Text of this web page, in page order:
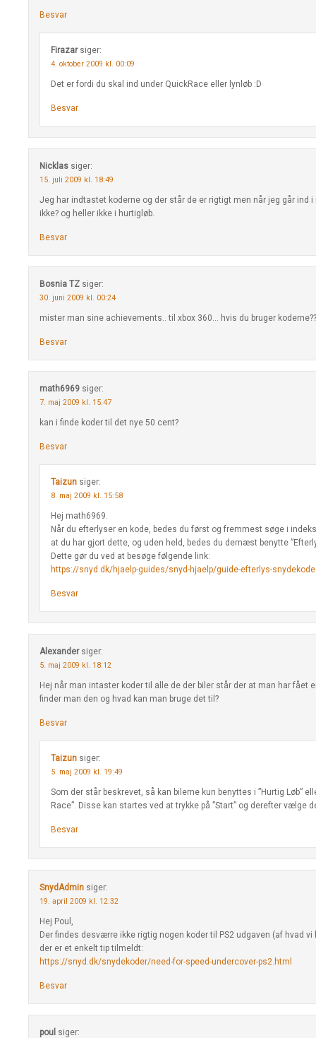
Besvar
Firazar siger:
4. oktober 2009 kl. 00:09
Det er fordi du skal ind under QuickRace eller lynløb :D
Besvar
Nicklas siger:
15. juli 2009 kl. 18:49
Jeg har indtastet koderne og der står de er rigtigt men når jeg går ind i
ikke? og heller ikke i hurtigløb.
Besvar
Bosnia TZ siger:
30. juni 2009 kl. 00:24
mister man sine achievements.. til xbox 360… hvis du bruger
Besvar
math6969 siger:
7. maj 2009 kl. 15:47
kan i finde koder til det nye 50 cent?
Besvar
Taizun siger:
8. maj 2009 kl. 15:58
Hej math6969.
Når du efterlyser en kode, bedes du først og fremmest søge i
at du har gjort dette, og uden held, bedes du dernæst benytte
Dette gør du ved at besøge følgende link:
https://snyd.dk/hjaelp-guides/snyd-hjaelp/guide-efterlys-snydekode
Besvar
Alexander siger:
5. maj 2009 kl. 18:12
Hej når man intaster koder til alle de der biler står der at man har fået
finder man den og hvad kan man bruge det til?
Besvar
Taizun siger:
5. maj 2009 kl. 19:49
Som der står beskrevet, så kan bilerne kun benyttes i ”Hurtig Løb”
Race”. Disse kan startes ved at trykke på ”Start” og derefter vælge
Besvar
SnydAdmin siger:
19. april 2009 kl. 12:32
Hej Poul,
Der findes desværre ikke rigtig nogen koder til PS2 udgaven (af hvad
der er et enkelt tip tilmeldt:
https://snyd.dk/snydekoder/need-for-speed-undercover-ps2.html
Besvar
poul siger: